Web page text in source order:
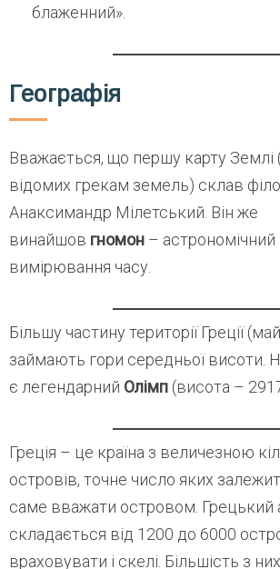
блаженний».
Географія
Вважається, що першу карту Землі
відомих грекам земель) склав
Анаксимандр Мілетський. Він же
винайшов гномон – астрономічний
вимірювання часу.
Більшу частину території Греції
займають гори середньої висоти.
є легендарний Олімп (висота –
Греція – це країна з величезною
островів, точне число яких
саме вважати островом. Грецький
складається від 1200 до 6000
враховувати і скелі. Більшість з